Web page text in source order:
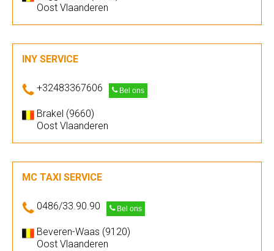
Oost Vlaanderen
INY SERVICE
+32483367606 Bel ons
Brakel (9660)
Oost Vlaanderen
MC TAXI SERVICE
0486/33.90.90 Bel ons
Beveren-Waas (9120)
Oost Vlaanderen